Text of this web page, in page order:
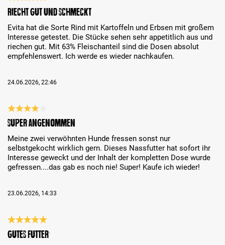
Review with rating of 5 out of 5 stars
Riecht gut und schmeckt
Evita hat die Sorte Rind mit Kartoffeln und Erbsen mit großem
Interesse getestet. Die Stücke sehen sehr appetitlich aus und
riechen gut. Mit 63% Fleischanteil sind die Dosen absolut
empfehlenswert. Ich werde es wieder nachkaufen.
24.06.2026, 22:46
Review with rating of 4 out of 5 stars
Super angenommen
Meine zwei verwöhnten Hunde fressen sonst nur
selbstgekocht wirklich gern. Dieses Nassfutter hat sofort ihr
Interesse geweckt und der Inhalt der kompletten Dose wurde
gefressen....das gab es noch nie! Super! Kaufe ich wieder!
23.06.2026, 14:33
Review with rating of 5 out of 5 stars
Gutes Futter